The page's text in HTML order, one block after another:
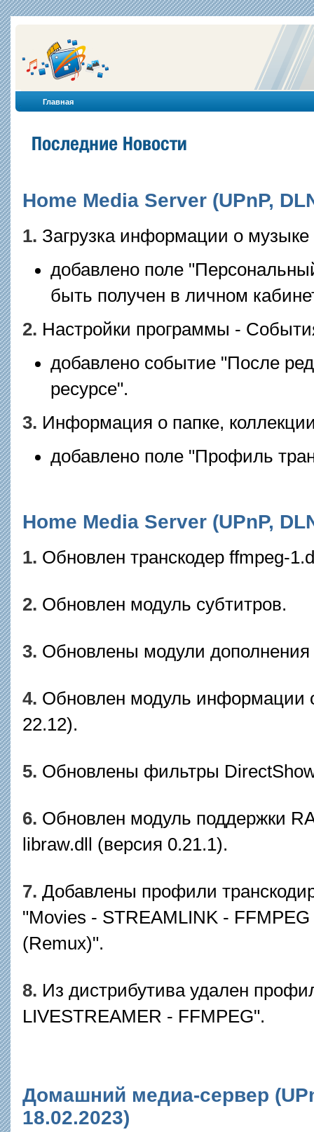
Главная
Home Media Server (UPnP,
1. Загрузка информации о
добавлено поле
быть получен в личном
2. Настройки программы -
добавлено событие "После
ресурсе".
3. Информация о папке,
добавлено поле "Профиль
Home Media Server (UPnP,
1. Обновлен транскодер ffmpeg-
2. Обновлен модуль субтитров.
3. Обновлены модули дополнения
4. Обновлен модуль информации
22.12).
5. Обновлены фильтры
6. Обновлен модуль поддержки
libraw.dll (версия 0.21.1).
7. Добавлены профили
"Movies - STREAMLINK -
(Remux)".
8. Из дистрибутива удален
LIVESTREAMER - FFMPEG".
Домашний медиа-сервер
18.02.2023)